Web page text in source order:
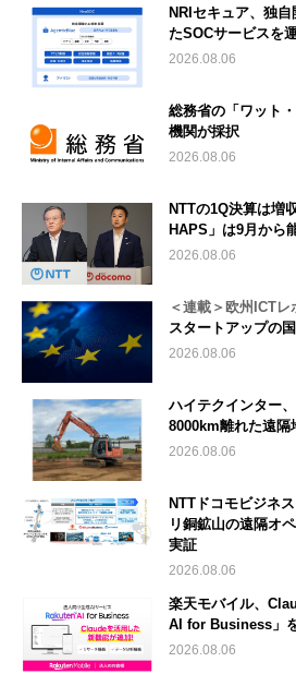
NRIセキュア、独
たSOCサービスを
2026.08.06
総務省の「ワット
機関が採択
2026.08.06
NTTの1Q決算は増
HAPS」は9月から
2026.08.06
＜連載＞欧州ICTレ
スタートアップの
2026.08.06
ハイテクインター
8000km離れた遠隔
2026.08.06
NTTドコモビジネ
リ銅鉱山の遠隔オ
実証
2026.08.06
楽天モバイル、
AI for Business」
2026.08.06